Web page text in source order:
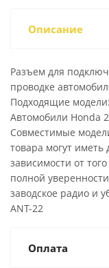
Описание
Разъем для
проводке
Подходящие модели:
Автомобили Honda
Совместимые
товара могут иметь
зависимости от
полной
заводское радио и
ANT-22
Оплата